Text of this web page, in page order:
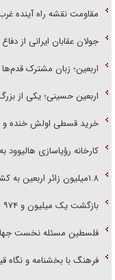
مقاومت نقشه راه آینده
جولان عقابان ایرانی از
اربعین؛ زبان مشترک قدم‌ها
اربعین حسینی؛ یکی از
خرید قسطی اولش خنده
کارخانه رؤیاسازی
۱.۸میلیون زائر اربعین به کشور بازگشتند
بازگشت یک میلیون و ۹۷۴ هزار زائر اربعین به کشور
فلسطین مسئله نخست
فرهنگ با بخشنامه و نگاه